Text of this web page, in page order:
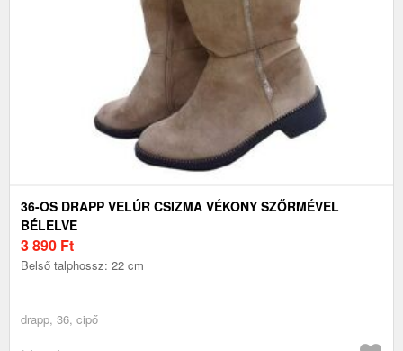
36-OS DRAPP VELÚR CSIZMA VÉKONY SZŐRMÉVEL
BÉLELVE
3 890 Ft
Belső talphossz: 22 cm
drapp, 36, cipő